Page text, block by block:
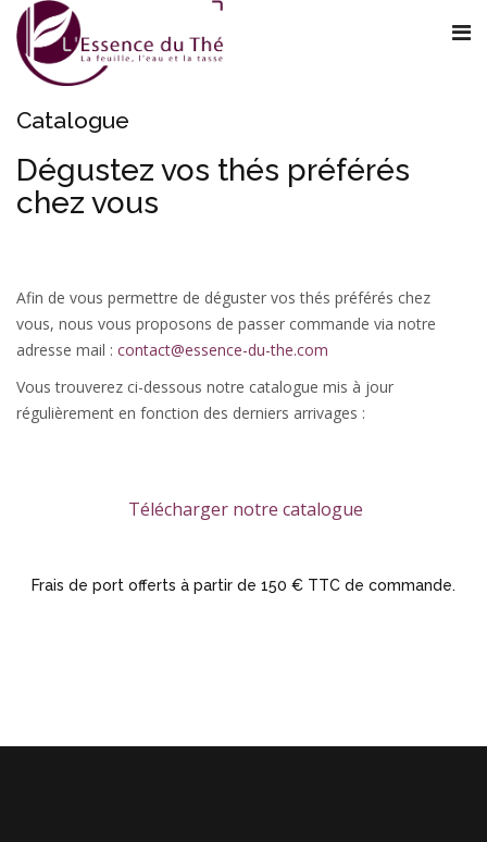
Catalogue
Dégustez vos thés préférés
chez vous
Afin de vous permettre de déguster vos thés préférés chez
vous, nous vous proposons de passer commande via notre
adresse mail : contact@essence-du-the.com
Vous trouverez ci-dessous notre catalogue mis à jour
régulièrement en fonction des derniers arrivages :
Télécharger notre catalogue
Frais de port offerts à partir de 150 € TTC de commande.